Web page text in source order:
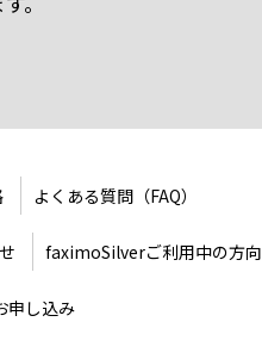
よくある質問（FAQ）
faximoSilverご利用中の方
申し込み